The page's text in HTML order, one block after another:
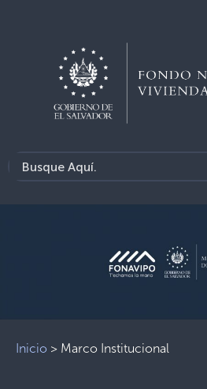
Inicio > Marco Institucional